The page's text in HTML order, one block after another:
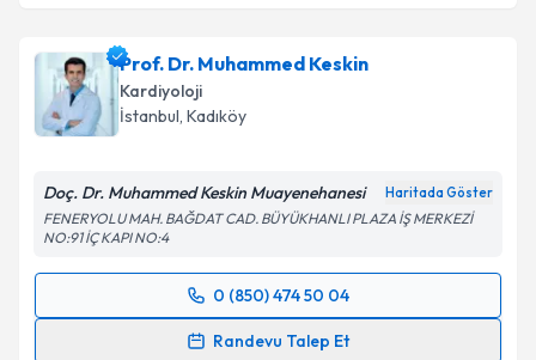
Prof. Dr. Muhammed Keskin
Kardiyoloji
İstanbul, Kadıköy
Doç. Dr. Muhammed Keskin Muayenehanesi Haritada Göster
FENERYOLU MAH. BAĞDAT CAD. BÜYÜKHANLI PLAZA İŞ MERKEZİ
NO:91 İÇ KAPI NO:4
0 (850) 474 50 04
Randevu Talep Et
Randevu Takvimi Talebi